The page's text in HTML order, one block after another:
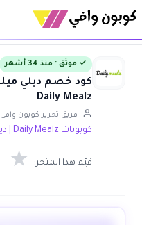
✓ موثق · منذ 34 أشهر
Daily Mealz
فريق تحرير كوبون وافي
كوبونات Daily Mealz | ديلي ميلز
قيّم هذا المتجر: ★